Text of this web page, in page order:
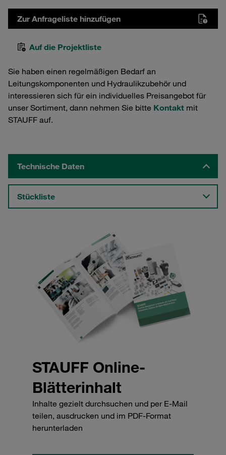
Zur Anfrageliste hinzufügen
Auf die Projektliste
Sie haben einen regelmäßigen Bedarf an
Leitungskomponenten und Hydraulikzubehör und
interessieren sich für ein individuelles Preisangebot für
unser Sortiment, dann nehmen Sie bitte Kontakt mit
STAUFF auf.
Technische Daten
Stückliste
STAUFF Online-
Blätterinhalt
Inhalte gezielt durchsuchen und per E-Mail
teilen, ausdrucken und im PDF-Format
herunterladen